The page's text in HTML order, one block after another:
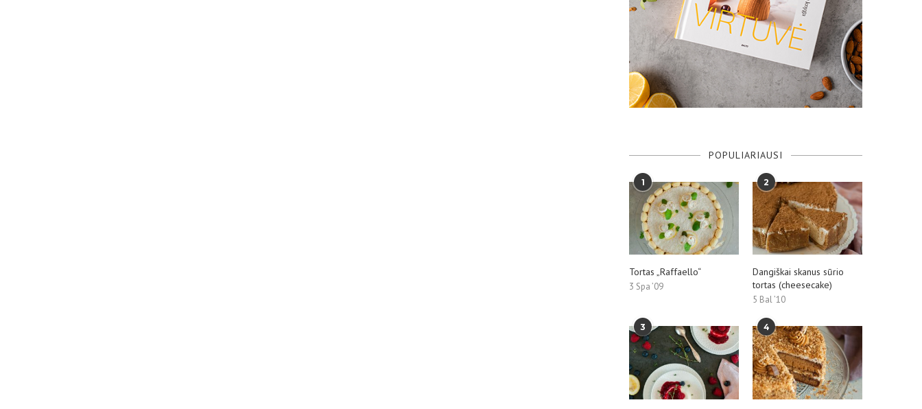
POPULIARIAUSI
1
Tortas „Raffaello“
3 Spa ’09
2
Dangiškai skanus sūrio
tortas (cheesecake)
5 Bal ’10
3 4